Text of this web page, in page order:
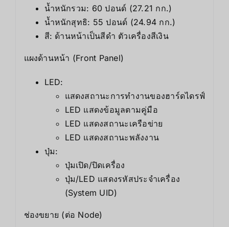
น้ำหนักรวม: 60 ปอนด์ (27.21 กก.)
น้ำหนักสุทธิ: 55 ปอนด์ (24.94 กก.)
สี: ด้านหน้าเป็นสีดำ ตัวเครื่องสีเงิน
แผงด้านหน้า (Front Panel)
LED:
แสดงสถานะการทำงานของฮาร์ดไดรฟ์
LED แสดงข้อมูลตามคู่มือ
LED แสดงสถานะเครือข่าย
LED แสดงสถานะพลังงาน
ปุ่ม:
ปุ่มเปิด/ปิดเครื่อง
ปุ่ม/LED แสดงรหัสประจำเครื่อง
(System UID)
ช่องขยาย (ต่อ Node)